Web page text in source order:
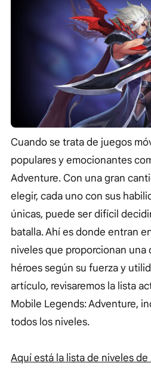
Cuando se trata de juegos
populares y emocionantes
Adventure. Con una gran
elegir, cada uno con sus
únicas, puede ser difícil
batalla. Ahí es donde entran
niveles que proporcionan una
héroes según su fuerza y
artículo, revisaremos la lista
Mobile Legends: Adventure,
todos los niveles.
Aquí está la lista de niveles